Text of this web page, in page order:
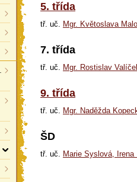
5. třída
tř. uč. Mgr. Květoslava
7. třída
tř. uč. Mgr. Rostislav
9. třída
tř. uč. Mgr. Naděžda
ŠD
tř. uč. Marie Syslová, Irena